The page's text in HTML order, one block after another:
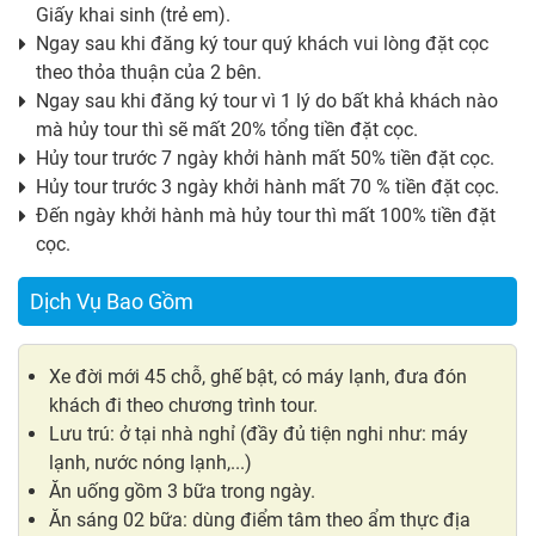
Giấy khai sinh (trẻ em).
Ngay sau khi đăng ký tour quý khách vui lòng đặt cọc
theo thỏa thuận của 2 bên.
Ngay sau khi đăng ký tour vì 1 lý do bất khả khách nào
mà hủy tour thì sẽ mất 20% tổng tiền đặt cọc.
Hủy tour trước 7 ngày khởi hành mất 50% tiền đặt cọc.
Hủy tour trước 3 ngày khởi hành mất 70 % tiền đặt cọc.
Đến ngày khởi hành mà hủy tour thì mất 100% tiền đặt
cọc.
Dịch Vụ Bao Gồm
Xe đời mới 45 chỗ, ghế bật, có máy lạnh, đưa đón
khách đi theo chương trình tour.
Lưu trú: ở tại nhà nghỉ (đầy đủ tiện nghi như: máy
lạnh, nước nóng lạnh,...)
Ăn uống gồm 3 bữa trong ngày.
Ăn sáng 02 bữa: dùng điểm tâm theo ẩm thực địa